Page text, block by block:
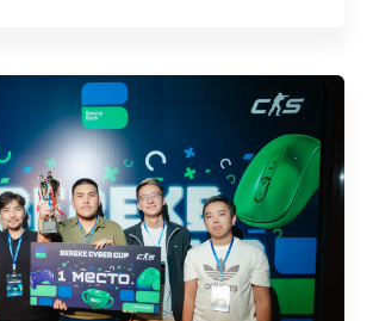
ВАЖНО
УМЕТЬ
НЕ
СДАВАТЬСЯ»,
—
ВДОХНОВЛЯЮЩИЕ
ИСТОРИИ